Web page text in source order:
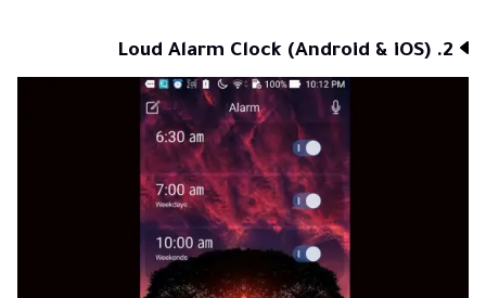
2. Loud Alarm Clock (Android & iOS)